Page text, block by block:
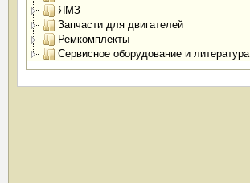
ЯМЗ
Запчасти для двигателей
Ремкомплекты
Сервисное оборудование и литература